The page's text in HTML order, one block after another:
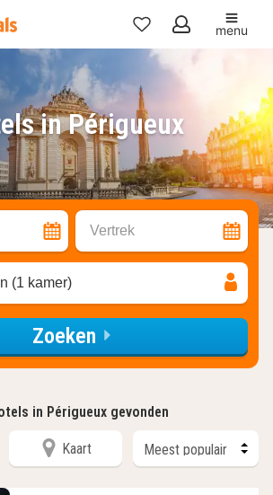
Mijn
favorieten
menu
in Périgueux
Vertrek
(1 kamer)
Zoeken
in Périgueux gevonden
Kaart